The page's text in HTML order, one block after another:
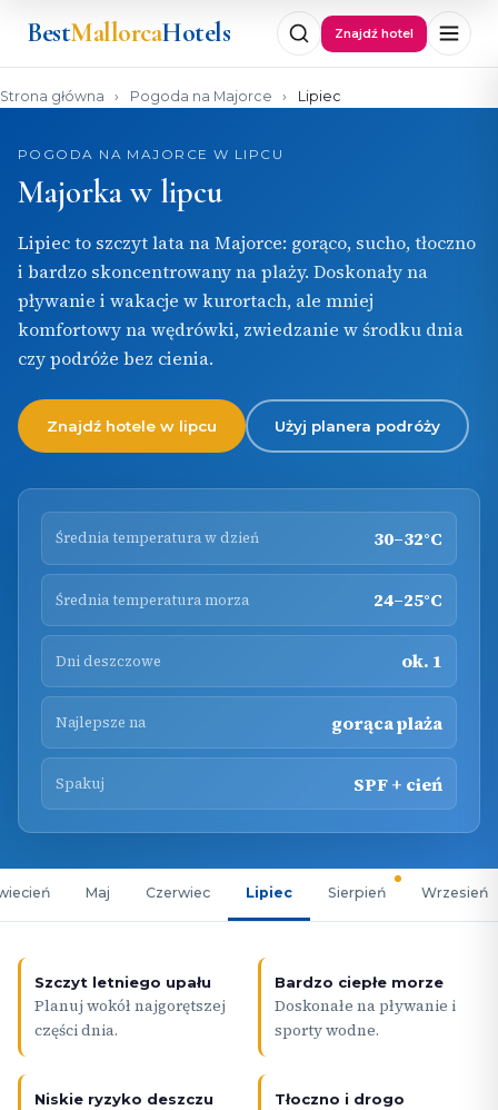
BestMallorcaHotels Znajdź hotel
Strona główna › Pogoda na Majorce › Lipiec
POGODA NA MAJORCE W LIPCU
Majorka w lipcu
Lipiec to szczyt lata na Majorce: gorąco, sucho, tłoczno
i bardzo skoncentrowany na plaży. Doskonały na
pływanie i wakacje w kurortach, ale mniej
komfortowy na wędrówki, zwiedzanie w środku dnia
czy podróże bez cienia.
Znajdź hotele w lipcu Użyj planera podróży
Średnia temperatura w dzień 30–32°C
Średnia temperatura morza 24–25°C
Dni deszczowe ok. 1
Najlepsze na gorąca plaża
Spakuj SPF + cień
Maj Czerwiec Lipiec Sierpień Wrzesień
Szczyt letniego upału
Planuj wokół najgorętszej
części dnia.
Bardzo ciepłe morze
Doskonałe na pływanie i
sporty wodne.
Niskie ryzyko deszczu Tłoczno i drogo